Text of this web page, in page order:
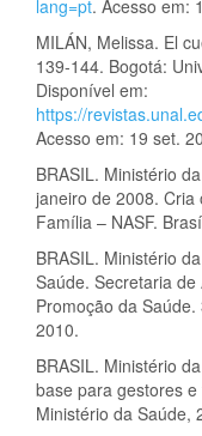
lang=pt. Acesso em:
MILÁN, Melissa. El
139-144. Bogotá:
Disponível em:
https://
Acesso em: 19 set.
BRASIL. Ministério
janeiro de 2008. Cria
Família – NASF.
BRASIL. Ministério
Saúde. Secretaria
Promoção da
2010.
BRASIL. Ministério
base para gestores
Ministério da Saúde,